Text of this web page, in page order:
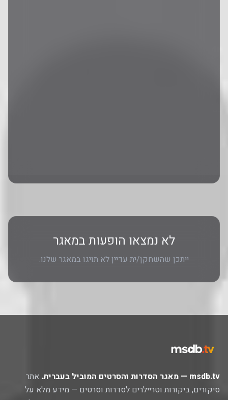
לא נמצאו הופעות במאגר
ייתכן שהשחקן/ית עדיין לא תויגו במאגר שלנו.
msdb.tv — מאגר הסדרות והסרטים המוביל בעברית.
אתר
סיקורים, ביקורות וטריילרים לסדרות וסרטים — מידע מלא על